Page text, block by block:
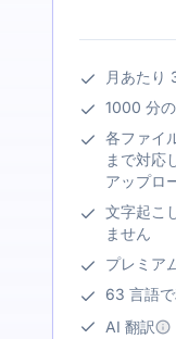
月あたり
1000 分
各ファイ
まで対応
アップロ
文字起こ
ません
プレミア
63 言語
AI 翻訳